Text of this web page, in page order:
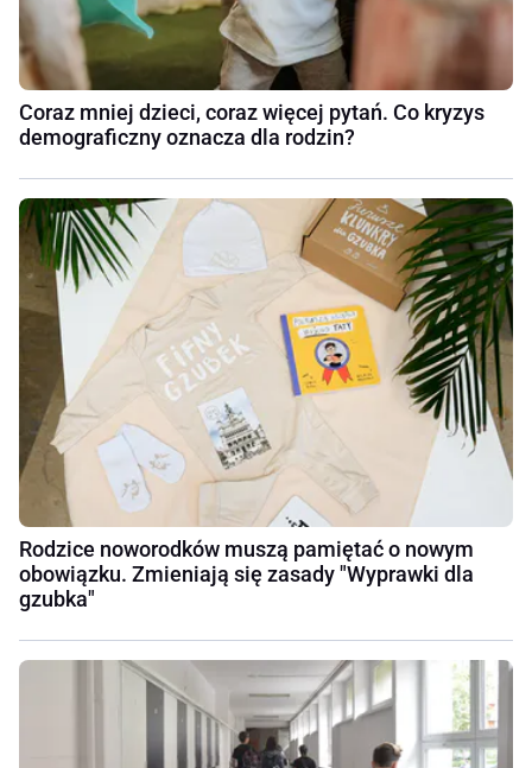
Coraz mniej dzieci, coraz więcej pytań. Co kryzys
demograficzny oznacza dla rodzin?
Rodzice noworodków muszą pamiętać o nowym
obowiązku. Zmieniają się zasady "Wyprawki dla
gzubka"